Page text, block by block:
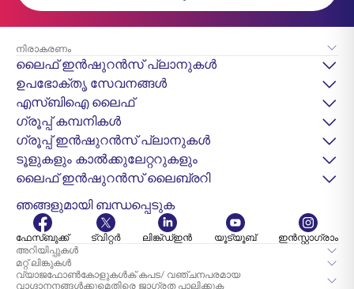
നിരാകരണം
ലൈഫ് ഇൻഷുറൻസ് പ്ലാനുകൾ
ഉപഭോക്തൃ സേവനങ്ങൾ
എസ്‌ബിഐ ലൈഫ്
ഗ്രൂപ്പ് കമ്പനികൾ
ഗ്രൂപ്പ് ഇൻഷുറൻസ് പ്ലാനുകൾ
ടൂളുകളും കാൽക്കുലേറ്ററുകളും
ലൈഫ് ഇൻഷുറൻസ് ലൈബ്രറി
ഞങ്ങളുമായി ബന്ധപ്പെടുക
ഫേസ്ബുക്ക് ട്വിറ്റർ ലിങ്ക്ഡ്ഇൻ യൂട്യൂബ്
ഇൻസ്റ്റാഗ്രാം
അറിയിപ്പുകൾ
മറ്റ് ലിങ്കുകൾ
വ്യാജഫോൺകോളുകൾക് കപട/ വഞ്ചനപരമായ
വാഗ്ദാനനങ്ങൾക്കുമെതിരെ ജാഗ്രത പാലിക്കുക